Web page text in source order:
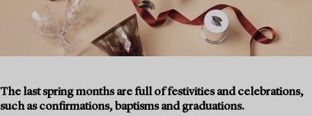
The last spring months are full of festivities and celebrations,
such as confirmations, baptisms and graduations.